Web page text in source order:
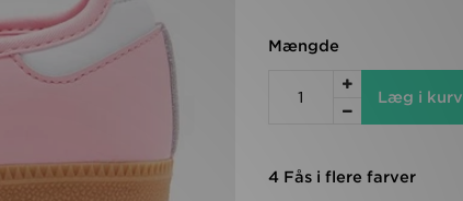
Mængde
Læg i kurv
4 Fås i flere farver